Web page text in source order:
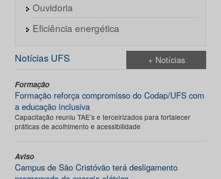
Ouvidoria
Eficiência energética
Notícias UFS + Notícias
Formação
Formação reforça compromisso do Codap/UFS com
a educação inclusiva
Capacitação reuniu TAE’s e terceirizados para fortalecer
práticas de acolhimento e acessibilidade
Aviso
Campus de São Cristóvão terá desligamento